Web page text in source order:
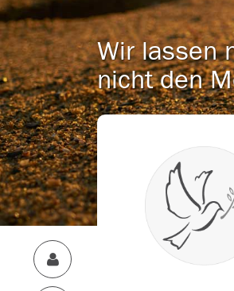
Wir lassen
nicht den